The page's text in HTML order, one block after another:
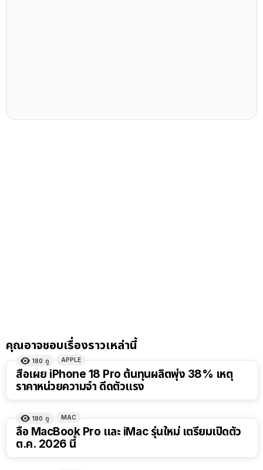
คุณอาจชอบเรื่องราวเหล่านี้
180 ดู APPLE
สื่อเผย iPhone 18 Pro ต้นทุนผลิตพุ่ง 38% เหตุ
ราคาหน่วยความจำ ดีดตัวแรง
180 ดู MAC
ลือ MacBook Pro และ iMac รุ่นใหม่ เตรียมเปิดตัว
ต.ค. 2026 นี้